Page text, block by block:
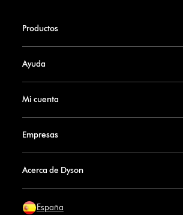
Productos
Ayuda
Mi cuenta
Empresas
Acerca de Dyson
España